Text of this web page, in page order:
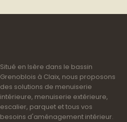
Situé en Isère dans le bassin
Grenoblois à Claix, nous proposons
des solutions de menuiserie
intérieure, menuiserie extérieure,
escalier, parquet et tous vos
besoins d'aménagement intérieur.